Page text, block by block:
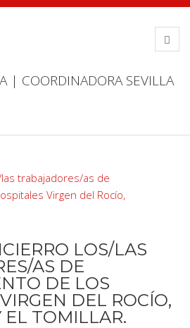
LOS/LAS
AS DE
DE LOS
DEL ROCÍO,
EL TOMILLAR.